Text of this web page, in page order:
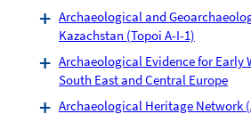
Archaeological and
Kazachstan (Topoi A-I-1)
Archaeological Evidence for Early
South East and Central Europe
Archaeological Heritage Network